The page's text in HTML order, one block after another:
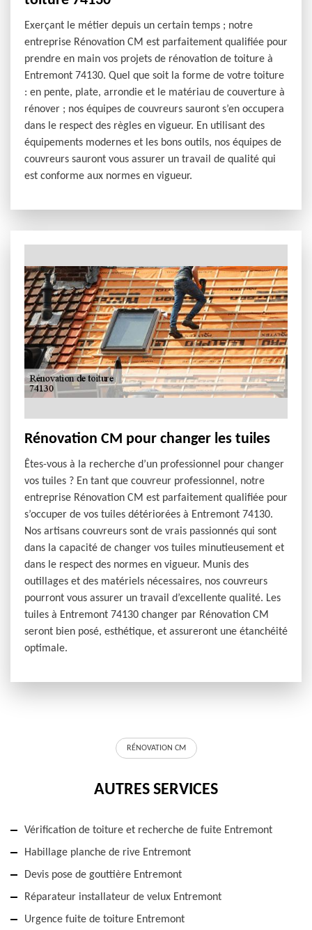
Exerçant le métier depuis un certain temps ; notre
entreprise Rénovation CM est parfaitement qualifiée pour
prendre en main vos projets de rénovation de toiture à
Entremont 74130. Quel que soit la forme de votre toiture
: en pente, plate, arrondie et le matériau de couverture à
rénover ; nos équipes de couvreurs sauront s’en occupera
dans le respect des règles en vigueur. En utilisant des
équipements modernes et les bons outils, nos équipes de
couvreurs sauront vous assurer un travail de qualité qui
est conforme aux normes en vigueur.
Rénovation CM pour changer les tuiles
Êtes-vous à la recherche d’un professionnel pour changer
vos tuiles ? En tant que couvreur professionnel, notre
entreprise Rénovation CM est parfaitement qualifiée pour
s’occuper de vos tuiles détériorées à Entremont 74130.
Nos artisans couvreurs sont de vrais passionnés qui sont
dans la capacité de changer vos tuiles minutieusement et
dans le respect des normes en vigueur. Munis des
outillages et des matériels nécessaires, nos couvreurs
pourront vous assurer un travail d’excellente qualité. Les
tuiles à Entremont 74130 changer par Rénovation CM
seront bien posé, esthétique, et assureront une étanchéité
optimale.
RÉNOVATION CM
AUTRES SERVICES
Vérification de toiture et recherche de fuite Entremont
Habillage planche de rive Entremont
Devis pose de gouttière Entremont
Réparateur installateur de velux Entremont
Urgence fuite de toiture Entremont